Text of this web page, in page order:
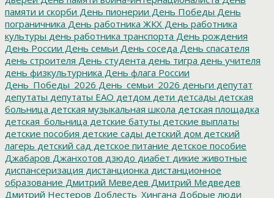
памяти и скорби День пионерии День Победы День
пограничника День работника ЖКХ День работника
культуры день работника транспорта День рождения
День России День семьи День соседа День спасателя
день строителя День студента день тигра день учителя
день физкультурника День флага России
День_Победы_2026 День_семьи_2026 деньги депутат
депутаты депутаты ЕАО детдом дети детсады детская
больница детская музыкальная школа детская площадка
детская_больница детские батуты детские выплаты
детские пособия детские сады детский дом детский
лагерь детский сад детское питание детское пособие
Джабаров Джанхотов дзюдо диабет дикие животные
диспансеризация дистанционка дистанционное
образование Дмитрий Меведев Дмитрий Медведев
Дмитрий Нестеров Доблесть_Хингана Добрые люди